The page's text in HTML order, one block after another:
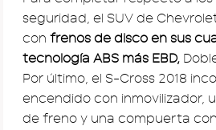
seguridad, el SUV de
con frenos de disco en sus
tecnología ABS más EBD,
Por último, el S-Cross 2018
encendido con inmovilizador,
de freno y una compuerta